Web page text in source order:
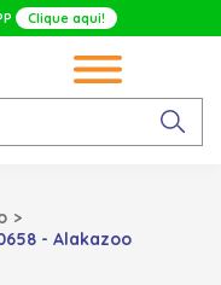
Clique aqui!
- Alakazoo